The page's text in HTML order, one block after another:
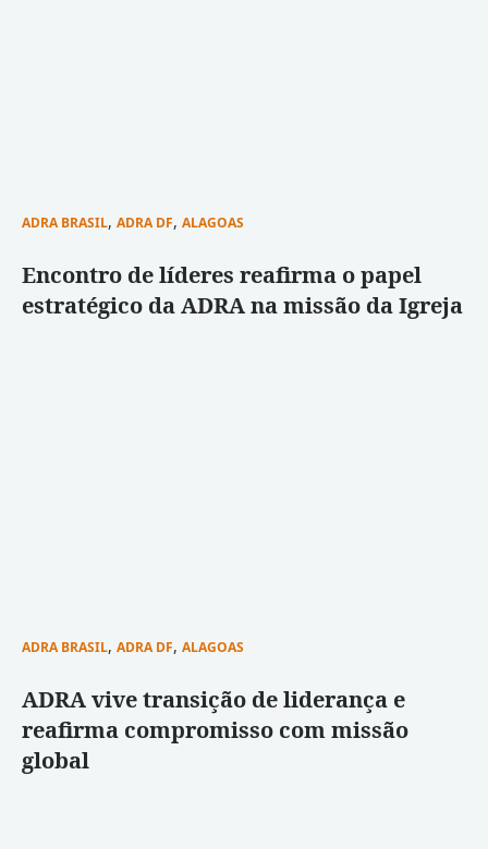
ADRA BRASIL, ADRA DF, ALAGOAS
Encontro de líderes reafirma o papel
estratégico da ADRA na missão da Igreja
ADRA BRASIL, ADRA DF, ALAGOAS
ADRA vive transição de liderança e
reafirma compromisso com missão
global